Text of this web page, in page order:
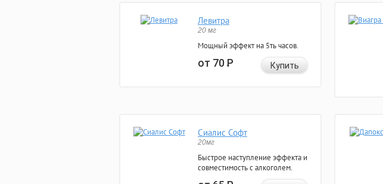
Левитра
20 мг
Мощный эффект на 5ть часов.
от 70Р Купить
Сиалис Софт
20мг
Быстрое наступление эффекта и
совместимость с алкоголем.